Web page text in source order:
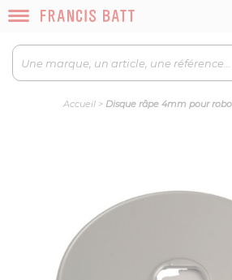
Accueil > Disque râpe 4mm pour